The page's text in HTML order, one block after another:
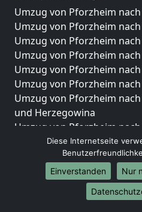
Umzug von Pforzheim
Umzug von Pforzheim
Umzug von Pforzheim
Umzug von Pforzheim
Umzug von Pforzheim
Umzug von Pforzheim
Umzug von Pforzheim
und Herzegowina
Umzug von Pforzheim
Umzug von Pforzheim
Umzug von Pforzheim
Umzug von Pforzheim
Umzug von Pforzheim
Umzug von Pforzheim
Diese Internetseite
Einverstanden
Nur